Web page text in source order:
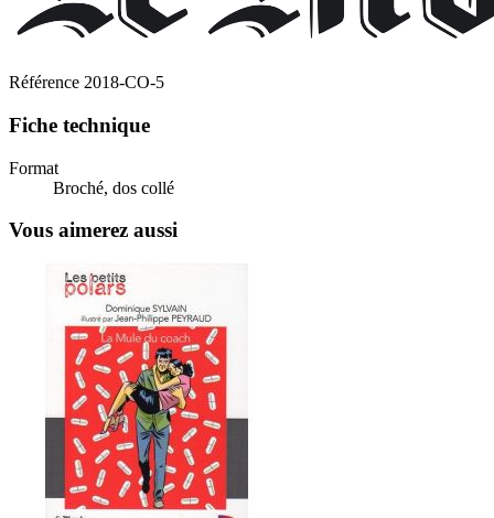
Référence 2018-CO-5
Fiche technique
Format
Broché, dos collé
Vous aimerez aussi